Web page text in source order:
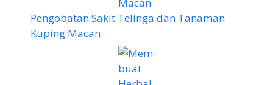
Pengobatan Sakit Telinga dan Tanaman
Kuping Macan